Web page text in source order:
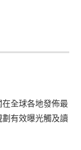
全球各地發佈最
有效曝光觸及讀